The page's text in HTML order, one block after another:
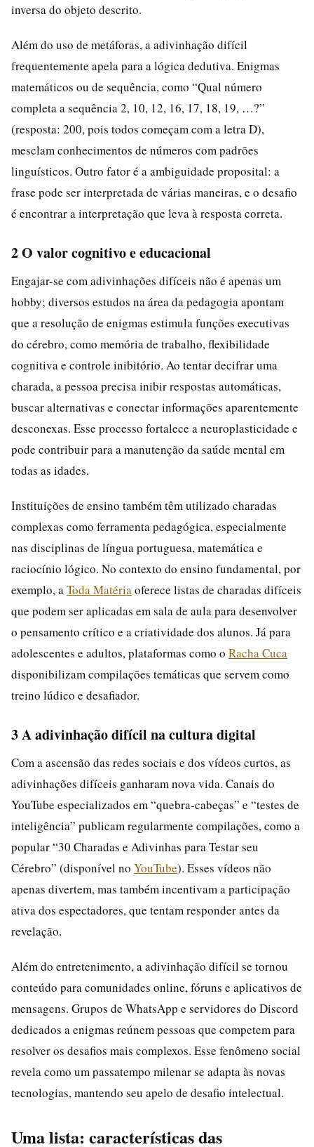
inversa do objeto descrito.
Além do uso de metáforas, a adivinhação difícil
frequentemente apela para a lógica dedutiva. Enigmas
matemáticos ou de sequência, como “Qual número
completa a sequência 2, 10, 12, 16, 17, 18, 19, …?”
(resposta: 200, pois todos começam com a letra D),
mesclam conhecimentos de números com padrões
linguísticos. Outro fator é a ambiguidade proposital: a
frase pode ser interpretada de várias maneiras, e o desafio
é encontrar a interpretação que leva à resposta correta.
2 O valor cognitivo e educacional
Engajar-se com adivinhações difíceis não é apenas um
hobby; diversos estudos na área da pedagogia apontam
que a resolução de enigmas estimula funções executivas
do cérebro, como memória de trabalho, flexibilidade
cognitiva e controle inibitório. Ao tentar decifrar uma
charada, a pessoa precisa inibir respostas automáticas,
buscar alternativas e conectar informações aparentemente
desconexas. Esse processo fortalece a neuroplasticidade e
pode contribuir para a manutenção da saúde mental em
todas as idades.
Instituições de ensino também têm utilizado charadas
complexas como ferramenta pedagógica, especialmente
nas disciplinas de língua portuguesa, matemática e
raciocínio lógico. No contexto do ensino fundamental, por
exemplo, a Toda Matéria oferece listas de charadas difíceis
que podem ser aplicadas em sala de aula para desenvolver
o pensamento crítico e a criatividade dos alunos. Já para
adolescentes e adultos, plataformas como o Racha Cuca
disponibilizam compilações temáticas que servem como
treino lúdico e desafiador.
3 A adivinhação difícil na cultura digital
Com a ascensão das redes sociais e dos vídeos curtos, as
adivinhações difíceis ganharam nova vida. Canais do
YouTube especializados em “quebra-cabeças” e “testes de
inteligência” publicam regularmente compilações, como a
popular “30 Charadas e Adivinhas para Testar seu
Cérebro” (disponível no YouTube). Esses vídeos não
apenas divertem, mas também incentivam a participação
ativa dos espectadores, que tentam responder antes da
revelação.
Além do entretenimento, a adivinhação difícil se tornou
conteúdo para comunidades online, fóruns e aplicativos de
mensagens. Grupos de WhatsApp e servidores do Discord
dedicados a enigmas reúnem pessoas que competem para
resolver os desafios mais complexos. Esse fenômeno social
revela como um passatempo milenar se adapta às novas
tecnologias, mantendo seu apelo de desafio intelectual.
Uma lista: características das